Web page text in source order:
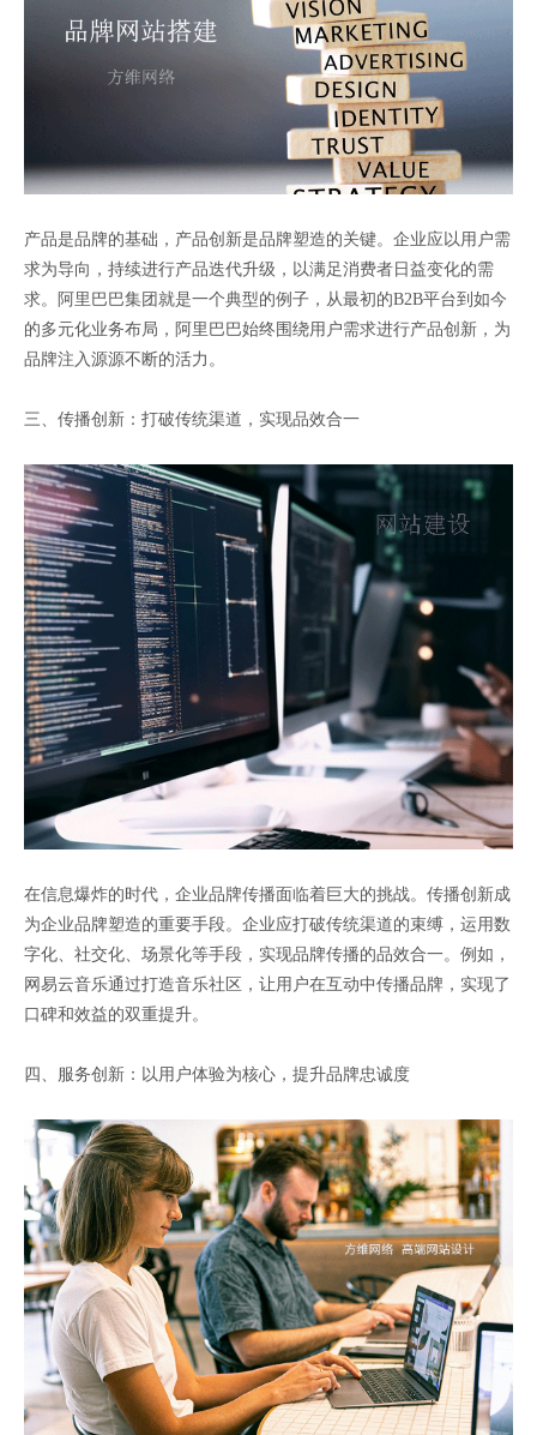
产品是品牌的基础，产品创新是品牌塑造的关键。企业应以用户需
求为导向，持续进行产品迭代升级，以满足消费者日益变化的需
求。阿里巴巴集团就是一个典型的例子，从最初的B2B平台到如今
的多元化业务布局，阿里巴巴始终围绕用户需求进行产品创新，为
品牌注入源源不断的活力。
三、传播创新：打破传统渠道，实现品效合一
在信息爆炸的时代，企业品牌传播面临着巨大的挑战。传播创新成
为企业品牌塑造的重要手段。企业应打破传统渠道的束缚，运用数
字化、社交化、场景化等手段，实现品牌传播的品效合一。例如，
网易云音乐通过打造音乐社区，让用户在互动中传播品牌，实现了
口碑和效益的双重提升。
四、服务创新：以用户体验为核心，提升品牌忠诚度